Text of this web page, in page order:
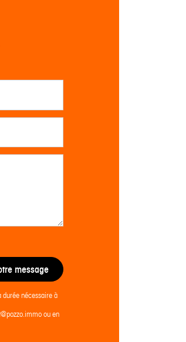
message
durée nécessaire à
ou en